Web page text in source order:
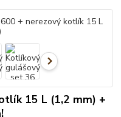
15 L (1,2 mm) +